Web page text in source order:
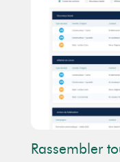
Rassembler